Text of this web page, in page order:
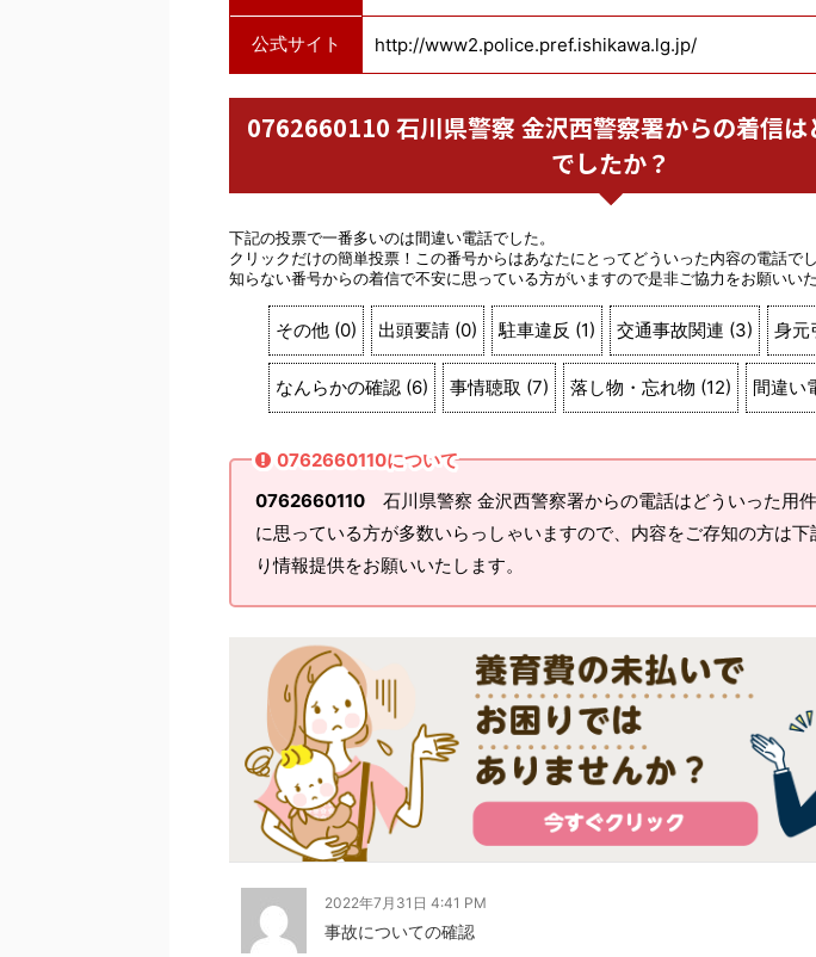
公式サイト http://www2.police.pref.ishikawa.lg.jp/
0762660110 石川県警察 金沢西警察署からの着信は
でしたか？
下記の投票で一番多いのは間違い電話でした。
クリックだけの簡単投票！この番号からはあなたにとってどういった内容の電話で
知らない番号からの着信で不安に思っている方がいますので是非ご協力をお願いいた
その他 (0) 出頭要請 (0) 駐車違反 (1) 交通事故関連 (3) 身元
なんらかの確認 (6) 事情聴取 (7) 落し物・忘れ物 (12) 間違い
0762660110について
0762660110 石川県警察 金沢西警察署からの電話はどういった用
に思っている方が多数いらっしゃいますので、内容をご存知の方は下
り情報提供をお願いいたします。
2022年7月31日 4:41 PM
事故についての確認